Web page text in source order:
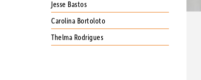
Jesse Bastos
Carolina Bortoloto
Thelma Rodrigues